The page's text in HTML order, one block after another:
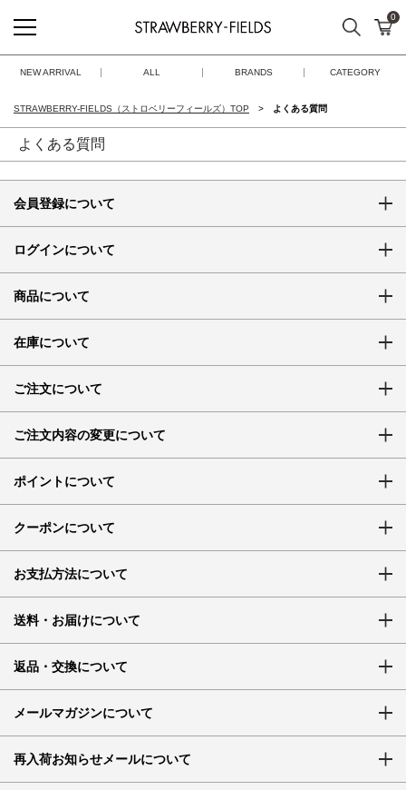
STRAWBERRY-FIELDS
検索 カ
0
NEW ARRIVAL ALL BRANDS CATEGORY
STRAWBERRY-FIELDS（ストロベリーフィールズ）TOP よくある質問
よくある質問
会員登録について
ログインについて
商品について
在庫について
ご注文について
ご注文内容の変更について
ポイントについて
クーポンについて
お支払方法について
送料・お届けについて
返品・交換について
メールマガジンについて
再入荷お知らせメールについて